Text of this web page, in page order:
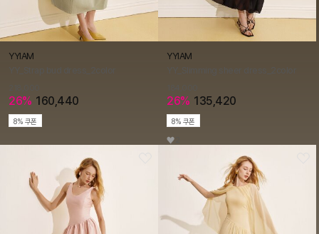
YYIAM
26% 160,440
8% 쿠폰
YYIAM
26% 135,420
8% 쿠폰